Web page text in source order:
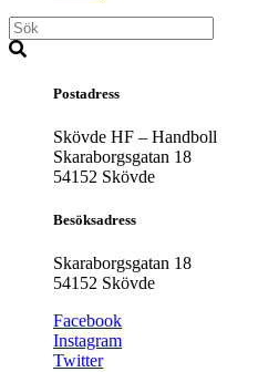
Postadress
Skövde HF – Handboll
Skaraborgsgatan 18
54152 Skövde
Besöksadress
Skaraborgsgatan 18
54152 Skövde
Facebook
Instagram
Twitter